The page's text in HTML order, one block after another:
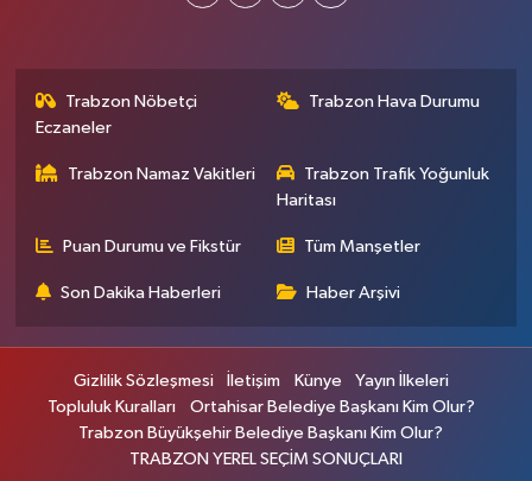
Trabzon Nöbetçi
Eczaneler
Trabzon Hava Durumu
Trabzon Namaz Vakitleri
Trabzon Trafik Yoğunluk
Haritası
Puan Durumu ve Fikstür Tüm Manşetler
Son Dakika Haberleri Haber Arşivi
Gizlilik Sözleşmesi İletişim Künye
Yayın İlkeleri
Topluluk Kuralları
Ortahisar Belediye Başkanı Kim Olur?
Trabzon Büyükşehir Belediye Başkanı Kim Olur?
TRABZON YEREL SEÇİM SONUÇLARI